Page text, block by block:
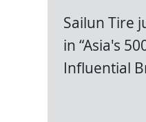
Sailun Tire
in “Asia's
Influential